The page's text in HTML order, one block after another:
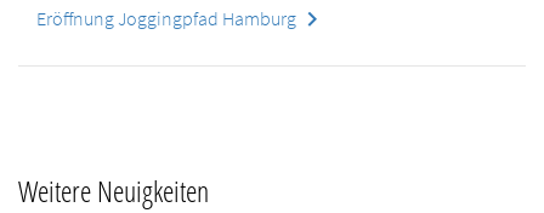
Eröffnung Joggingpfad Hamburg keyboard_arrow_right
Weitere Neuigkeiten